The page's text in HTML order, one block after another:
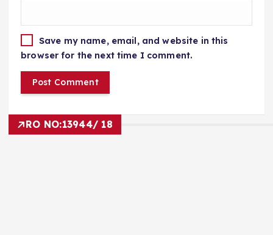
Save my name, email, and website in this
browser for the next time I comment.
RO NO:13944/ 18